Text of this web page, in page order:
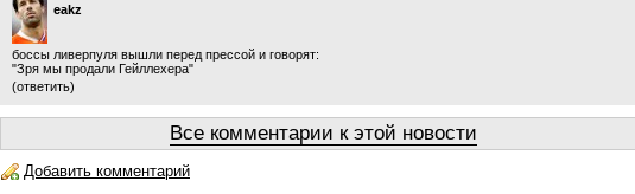
eakz
боссы ливерпуля вышли перед прессой и говорят:
"Зря мы продали Гейллехера"
(ответить)
Все комментарии к этой новости
Добавить комментарий